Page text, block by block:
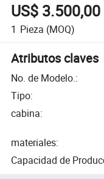
US$ 3.500,00
1 Pieza (MOQ)
Atributos claves
No. de Modelo.:
Tipo:
cabina:
materiales:
Capacidad de